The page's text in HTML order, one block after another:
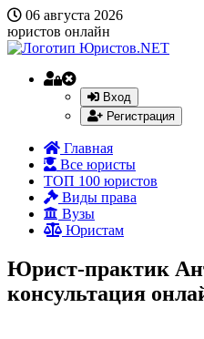
06 августа 2026
юристов онлайн
Вход
Регистрация
Главная
Все юристы
ТОП 100 юристов
Виды права
Вузы
Юристам
Юрист-практик
консультация